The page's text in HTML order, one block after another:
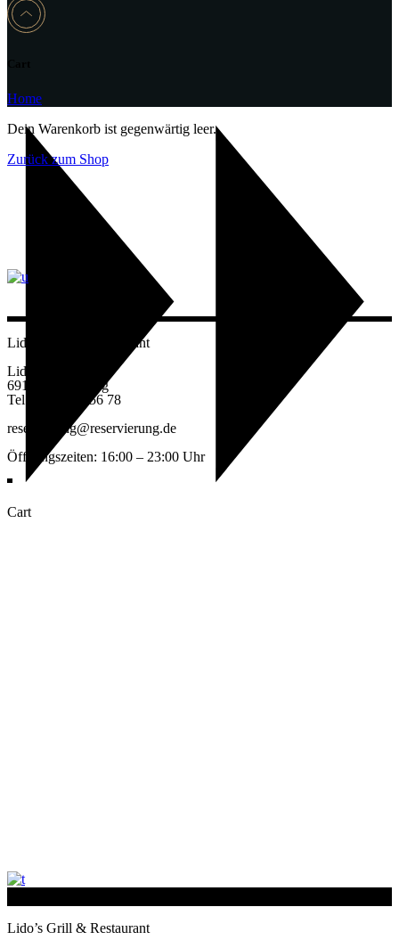
Home
Cart
Dein Warenkorb ist gegenwärtig leer.
Zurück zum Shop
Lido’s Grill & Restaurant
Lidostraße 15
69124 Heidelberg
Tel: #49 123 456 78
reservierung@reservierung.de
Öffnungszeiten: 16:00 – 23:00 Uhr
Lido’s Grill & Restaurant